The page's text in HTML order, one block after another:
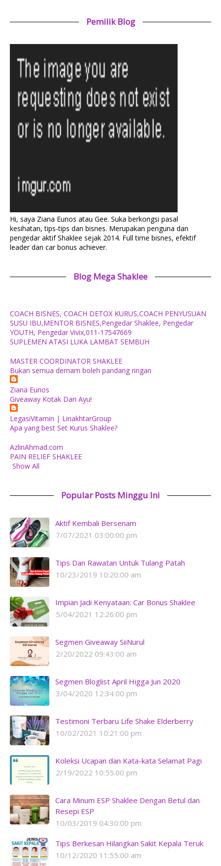
Pemilik Blog
Hi, saya Ziana Eunos atau Gee. Suka berkongsi pasal
kesihatan, tips-tips dan bisnes. Merupakan penguna dan
pengedar aktif Shaklee sejak 2014. Full time bisnes, efektif
leader dan car bonus achiever.
Blog Mega Shaklee
COACH BISNES, COACH DETOX KURUS,COACH PENYUSUAN
SUSU IBU,MENTOR BISNES,Pengedar Shaklee, Pengedar
YOUTH, Pengedar Vivix,011-17547669
SUPLEMEN ATASI LUKA LAMBAT SEMBUH
MASTER COORDINATOR SHAKLEE
Bukan semua demam boleh pandang ringan
Ziana Eunos
Giveaway Kotak Dari Ayu!
LegasiVitamin | LinakhtarGroup
Apa yang best Set Kurus Shaklee?
AzlinAhmad.com
PAIN RELIEF SHAKLEE
Show All
Popular Posts Minggu Ini
Aktif Kembali Bersenam
7/07/2021 03:00:00 pm
Tips Dan Rawatan Untuk Tulang Patah
10/23/2019 10:20:00 am
Impian Jadi Kenyataan: Car Bonus Shaklee
5/04/2021 12:26:00 pm
Segmen Giveaway SiiNurul
2/20/2022 09:43:00 am
Segmen Bloglist April Higga Jun 2020
3/04/2020 12:34:00 pm
Testimoni Terbaru Life Shake Elderberry
10/02/2021 10:21:00 pm
Koleksi Ucapan dan Kata-kata Selamat Pagi
2/19/2022 10:55:00 pm
Cara Minum ESP Shaklee Dengan Betul dan
Resepi ESP
10/03/2019 04:30:00 pm
Tips Berkesan Hilangkan Sakit Kepala Teruk
10/12/2020 11:55:00 am